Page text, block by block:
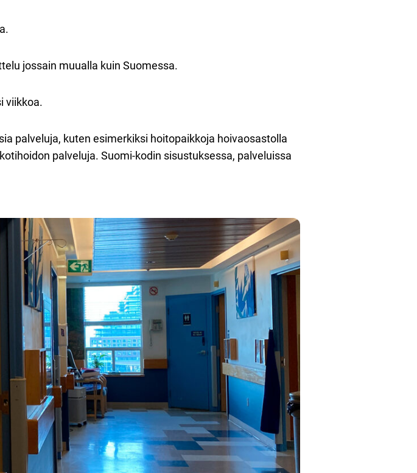
jossain muualla kuin Suomessa.
viikkoa.
palveluja, kuten esimerkiksi hoitopaikkoja hoivaosastolla
palveluja. Suomi-kodin sisustuksessa, palveluissa